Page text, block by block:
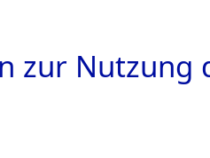
zur Nutzung